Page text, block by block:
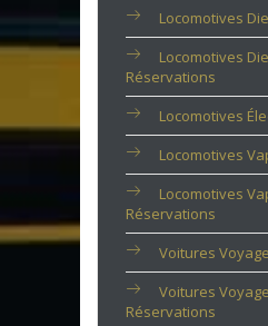
Locomotives
Locomotives
Réservations
Locomotives
Locomotives
Locomotives
Réservations
Voitures
Voitures
Réservations